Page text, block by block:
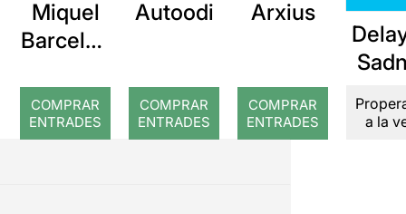
Miquel
Barcelon
COMPRAR
ENTRADES
Autoodi
COMPRAR
ENTRADES
Arxius
COMPRAR
ENTRADES
a la